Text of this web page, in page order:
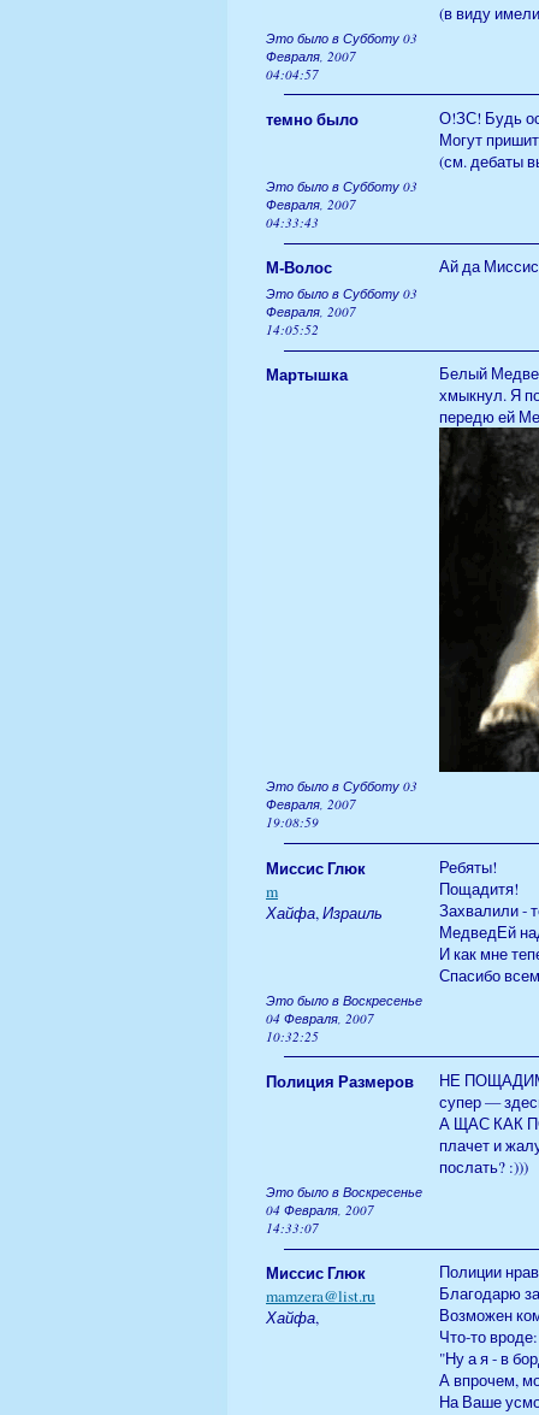
(в виду
Это было в Субботу 03
Февраля, 2007
04:04:57
темно было
О!ЗС! Будь
Могут
(см. дебаты
Это было в Субботу 03
Февраля, 2007
04:33:43
М-Волос Ай да
Это было в Субботу 03
Февраля, 2007
14:05:52
Мартышка
Белый
хмыкнул. Я
передю ей
Это было в Субботу 03
Февраля, 2007
19:08:59
Миссис Глюк
m
Хайфа,Израиль
Ребяты!
Пощадитя!
Захвалили -
МедведЕй
И как мне
Спасибо
Это было в Воскресенье
04 Февраля, 2007
10:32:25
Полиция Размеров
НЕ ПОЩАДИМ:
супер —
А ЩАС КАК
плачет и
послать? :)))
Это было в Воскресенье
04 Февраля, 2007
14:33:07
Миссис Глюк
mamzera@list.ru
Хайфа,
Полиции
Благодарю
Возможен
Что-то вроде:
"Ну а я - в
А впрочем,
На Ваше